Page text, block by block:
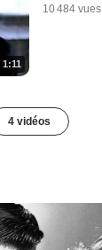
1:11
10 484 vues
4 vidéos